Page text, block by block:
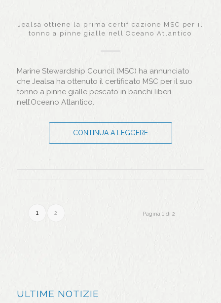
Jealsa ottiene la prima certificazione MSC per il
tonno a pinne gialle nell’Oceano Atlantico
Marine Stewardship Council (MSC) ha annunciato
che Jealsa ha ottenuto il certificato MSC per il suo
tonno a pinne gialle pescato in banchi liberi
nell’Oceano Atlantico.
CONTINUA A LEGGERE
Pagina 1 di 2
1 2
ULTIME NOTIZIE